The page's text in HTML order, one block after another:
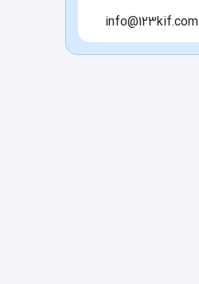
info@123kif.com